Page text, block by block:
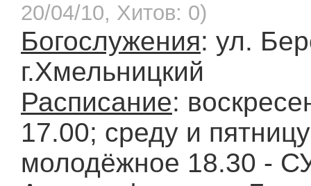
20/04/10, Хитов: 0)
Богослужения: ул.
г.Хмельницкий
Расписание:
17.00; среду и
молодёжное 18.30 -